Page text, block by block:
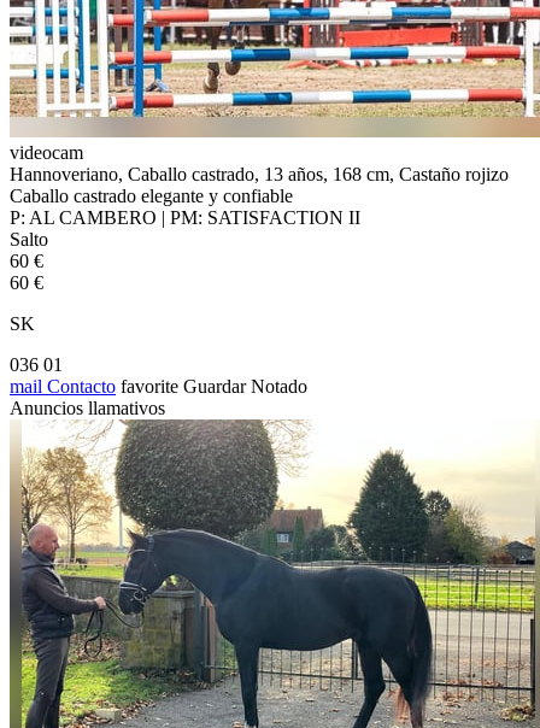
videocam
Hannoveriano, Caballo castrado, 13 años, 168 cm, Castaño rojizo
Caballo castrado elegante y confiable
P: AL CAMBERO | PM: SATISFACTION II
Salto
60 €
60 €
SK
036 01
mail Contacto favorite Guardar Notado
Anuncios llamativos